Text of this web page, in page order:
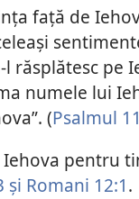
față de
l răsplătesc
numele lui
(Psalmul
Iehova pentru
și Romani 12:1.